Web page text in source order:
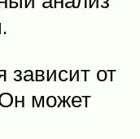
зависит от
может